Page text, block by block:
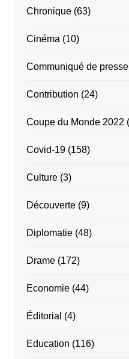
Chronique(63)
Cinéma (10)
Communiqué de presse
Contribution (24)
Coupe du Monde 2022
Covid-19(158)
Culture(3)
Découverte(9)
Diplomatie(48)
Drame(172)
Economie(44)
Éditorial (4)
Education (116)